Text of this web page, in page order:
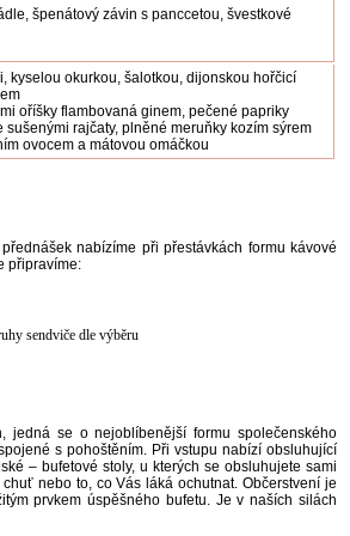
špenátový závin s panccetou, švestkové
kyselou okurkou, šalotkou, dijonskou hořčicí
oříšky flambovaná ginem, pečené papriky
rajčaty, plněné meruňky kozím sýrem
ovocem a mátovou omáčkou
nabízíme při přestávkách formu kávové
připravíme:
sendviče dle výběru
jedná se o nejoblíbenější formu společenského
s pohoštěním. Při vstupu nabízí obsluhující
– bufetové stoly, u kterých se obsluhujete sami
nebo to, co Vás láká ochutnat. Občerstvení je
prvkem úspěšného bufetu. Je v naších silách